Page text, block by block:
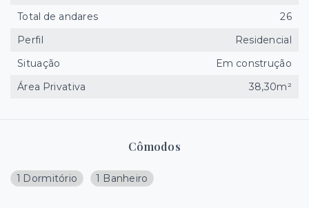
Cômodos
1 Dormitório 1 Banheiro
Total de andares
26
Perfil
Residencial
Situação
Em construção
Área Privativa
38,30m²